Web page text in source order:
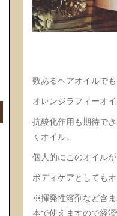
数あるヘアオイルで
オレンジラフィーオ
抗酸化作用も期待で
くオイル。
個人的にこのオイル
ボディケアとしても
※揮発性溶剤など含
本で使えますので経済